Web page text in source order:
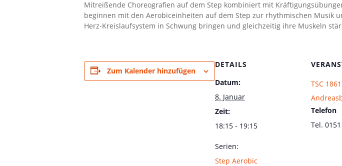
Mitreißende Choreografien auf dem Step kombiniert mit
beginnen mit den Aerobiceinheiten auf dem Step zur rhythmischen Musik
Herz-Kreislaufsystem in Schwung bringen und gleichzeitig ihre Muskeln
Zum Kalender hinzufügen
DETAILS
Datum:
8. Januar
Zeit:
18:15 - 19:15
Serien:
Step Aerobic
TSC
Telefon
Tel.